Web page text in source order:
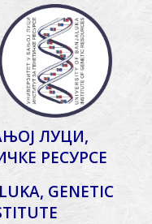
ЛУЦИ,
РЕСУРСЕ
GENETIC